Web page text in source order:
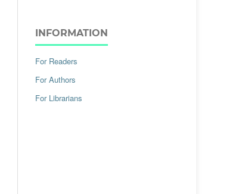
INFORMATION
For Readers
For Authors
For Librarians